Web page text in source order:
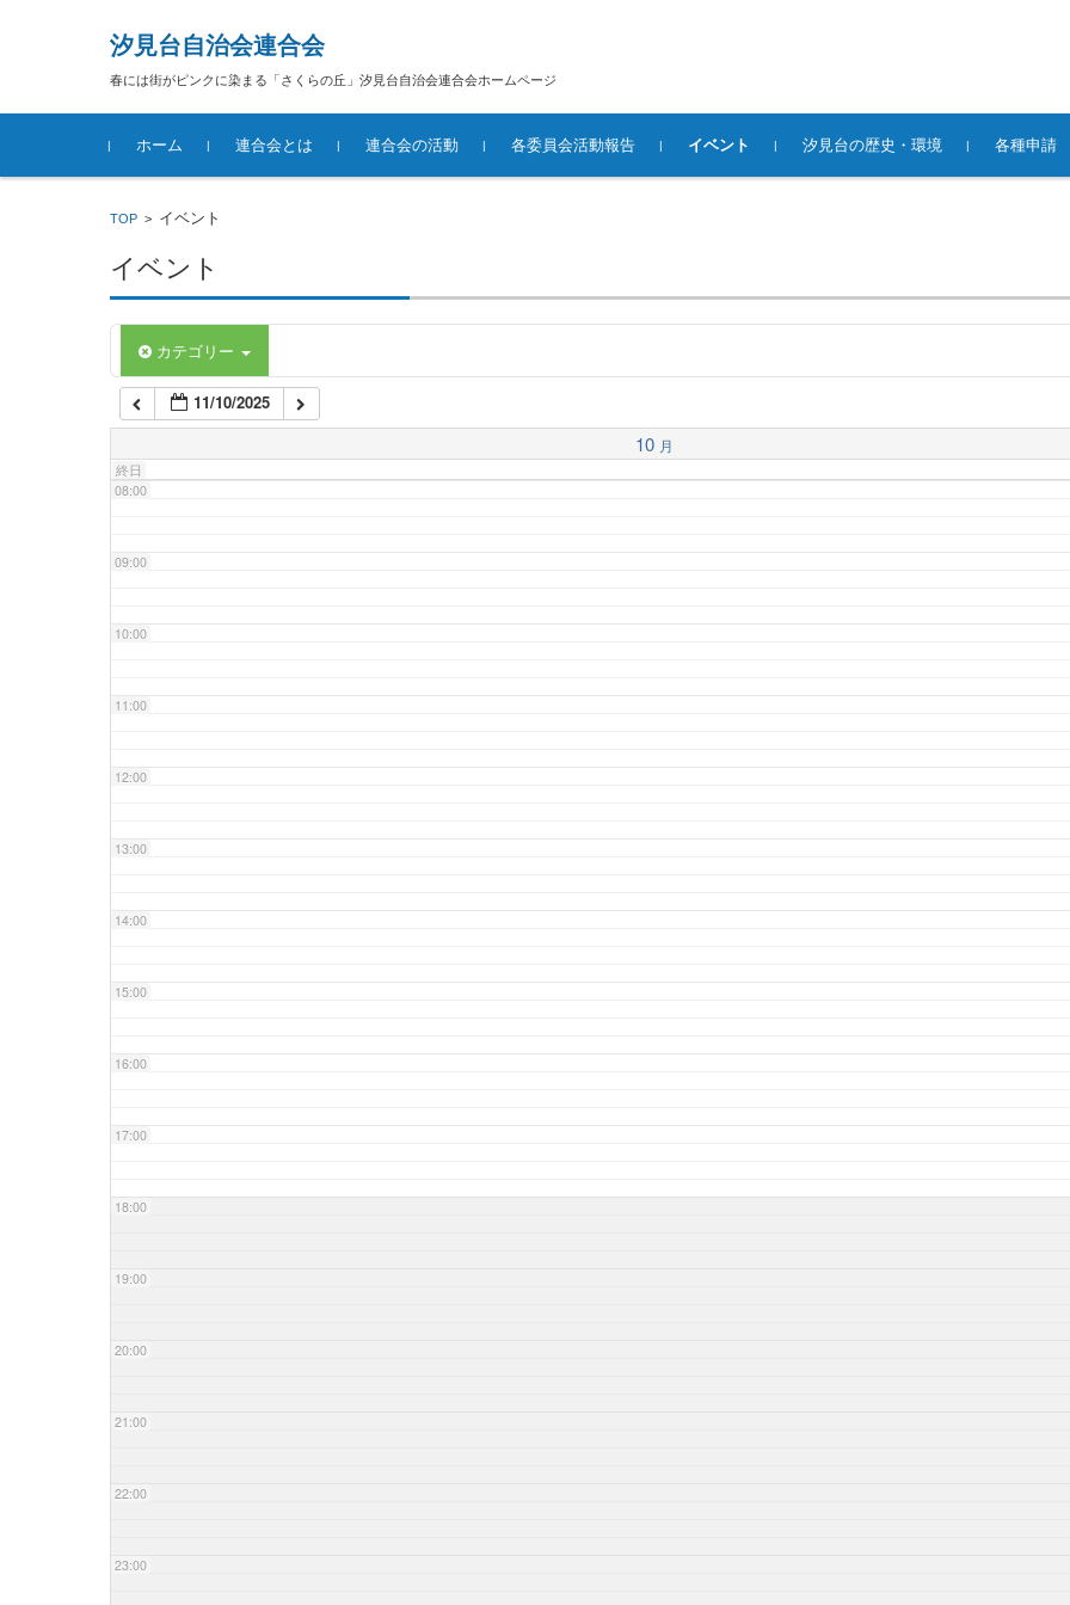
汐見台自治会連合会
春には街がピンクに染まる「さくらの丘」汐見台自治会連合会ホームページ
コンテンツに移動
ホーム
連合会とは 連合会の活動 各委員会活動報告 イベント 汐見台の歴史・環境 各種申請
TOP > イベント
イベント
カテゴリー
11/10/2025
10 月
終日
02:00
05:00
06:00
07:00
08:00
09:00
10:00
11:00
12:00
13:00
14:00
15:00
16:00
17:00
18:00
19:00
20:00
21:00
22:00
23:00